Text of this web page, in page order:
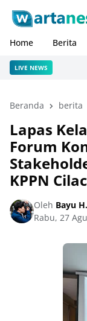
Home Berita
LIVE NEWS
Beranda berita
Lapas
Forum
KPPN
Oleh Bayu H.
Rabu, 27